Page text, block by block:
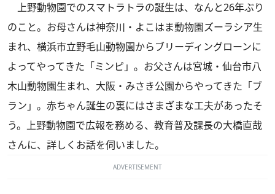
上野動物園でのスマトラトラの誕生は、なんと26年ぶり
のこと。お母さんは神奈川・よこはま動物園ズーラシア生
まれ、横浜市立野毛山動物園からブリーディングローンに
よってやってきた「ミンピ」。お父さんは宮城・仙台市八
木山動物園生まれ、大阪・みさき公園からやってきた「ブ
ラン」。赤ちゃん誕生の裏にはさまざまな工夫があったそ
う。上野動物園で広報を務める、教育普及課長の大橋直哉
さんに、詳しくお話を伺いました。
ADVERTISEMENT